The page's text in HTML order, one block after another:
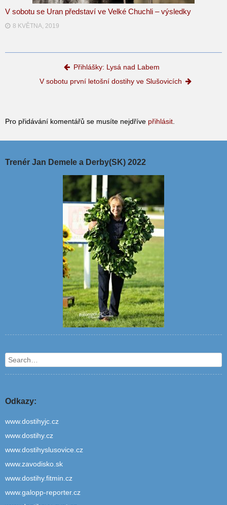
V sobotu se Uran představí ve Velké Chuchli – výsledky
8 KVĚTNA, 2019
Post navigation
Přihlášky: Lysá nad Labem
V sobotu první letošní dostihy ve Slušovicích
Pro přidávání komentářů se musíte nejdříve přihlásit
Trenér Jan Demele a Derby(SK) 2022
Search
Odkazy:
www.dostihyjc.cz
www.dostihy.cz
www.dostihyslusovice.cz
www.zavodisko.sk
www.dostihy.fitmin.cz
www.galopp-reporter.cz